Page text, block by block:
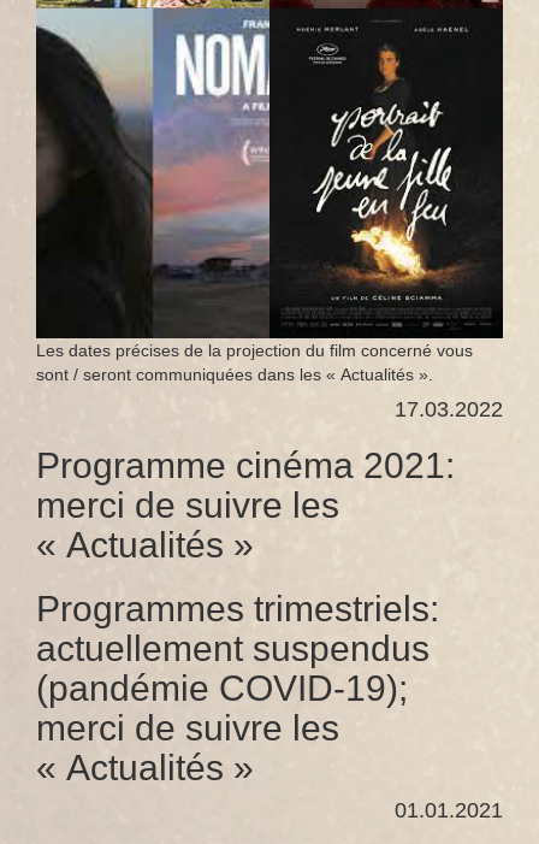
Les dates précises de la projection du film concerné vous
sont / seront communiquées dans les « Actualités ».
17.03.2022
Programme cinéma 2021:
merci de suivre les
« Actualités »
Programmes trimestriels:
actuellement suspendus
(pandémie COVID-19);
merci de suivre les
« Actualités »
01.01.2021